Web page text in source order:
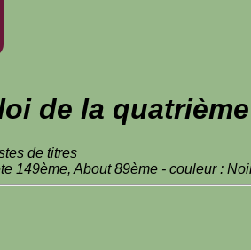
de la quatrième
de titres
149ème, About 89ème - couleur :